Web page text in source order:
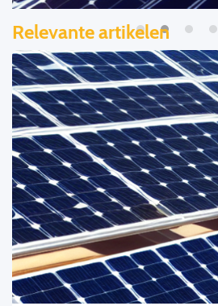
Relevante artikelen